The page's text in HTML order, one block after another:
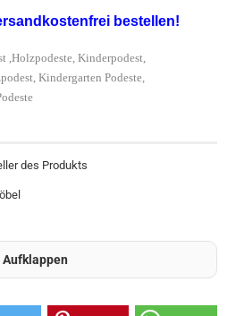
bestellen!
,Holzpodeste, Kinderpodest,
Kindergarten Podeste,
des Produkts